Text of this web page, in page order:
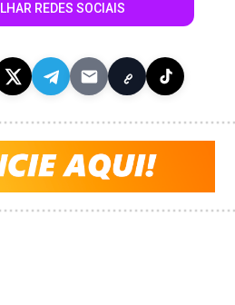
REDES SOCIAIS